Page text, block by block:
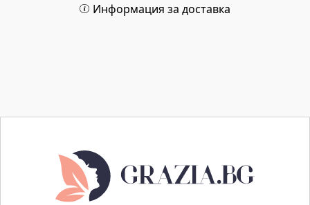
Информация за доставка